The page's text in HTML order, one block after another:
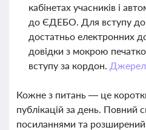
кабінетах учасників і
до ЄДЕБО. Для вступу до
достатньо електронних
довідки з мокрою
вступу за кордон.
Кожне з питань — це
публікацій за день.
посиланнями та